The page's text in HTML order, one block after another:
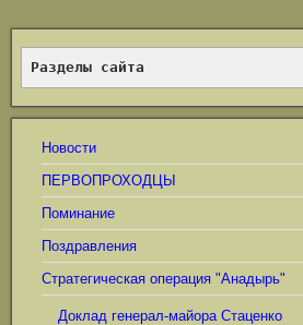
Разделы сайта
Новости
ПЕРВОПРОХОДЦЫ
Поминание
Поздравления
Стратегическая операция "Анадырь"
Доклад генерал-майора Стаценко